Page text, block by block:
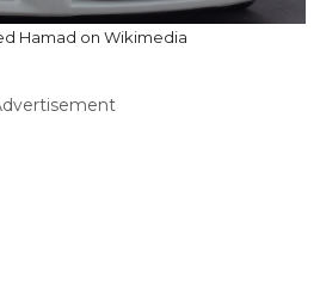
Hamad on Wikimedia